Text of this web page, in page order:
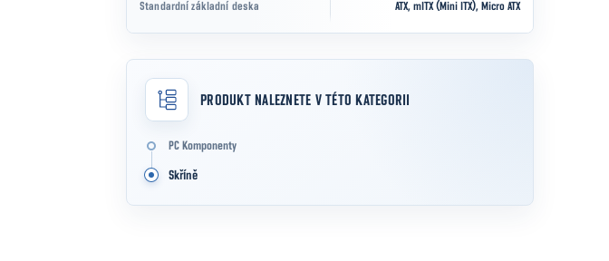
Standardní základní deska ATX, mITX (Mini ITX), Micro ATX
PRODUKT NALEZNETE V TÉTO KATEGORII
PC Komponenty
Skříně